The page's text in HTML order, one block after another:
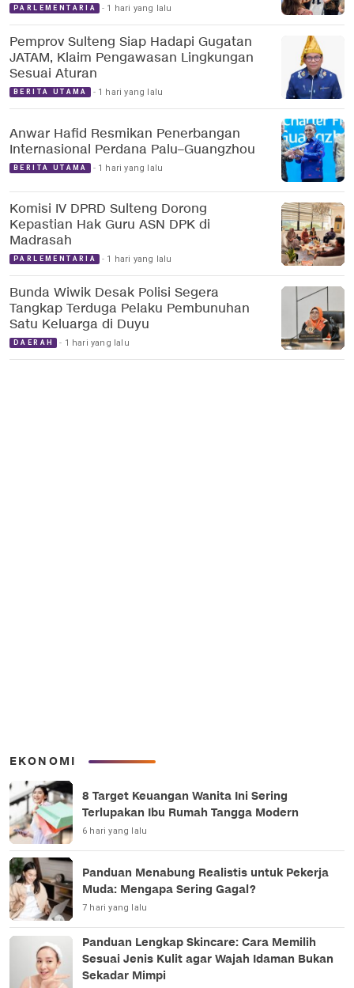
PARLEMENTARIA 1 hari yang lalu
Pemprov Sulteng Siap Hadapi Gugatan
JATAM, Klaim Pengawasan Lingkungan
Sesuai Aturan
BERITA UTAMA 1 hari yang lalu
Anwar Hafid Resmikan Penerbangan
Internasional Perdana Palu–Guangzhou
BERITA UTAMA 1 hari yang lalu
Komisi IV DPRD Sulteng Dorong
Kepastian Hak Guru ASN DPK di
Madrasah
PARLEMENTARIA 1 hari yang lalu
Bunda Wiwik Desak Polisi Segera
Tangkap Terduga Pelaku Pembunuhan
Satu Keluarga di Duyu
DAERAH 1 hari yang lalu
EKONOMI
8 Target Keuangan Wanita Ini Sering
Terlupakan Ibu Rumah Tangga Modern
6 hari yang lalu
Panduan Menabung Realistis untuk Pekerja
Muda: Mengapa Sering Gagal?
7 hari yang lalu
Panduan Lengkap Skincare: Cara Memilih
Sesuai Jenis Kulit agar Wajah Idaman Bukan
Sekadar Mimpi